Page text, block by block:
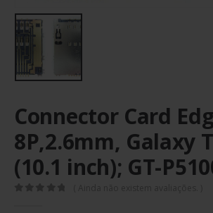
Connector Card
8P,2.6mm, Galaxy
(10.1 inch); GT-